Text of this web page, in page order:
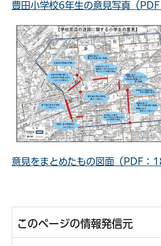
豊田小学校6年生の意見写真（
意見をまとめたもの図面（PDF：
このページの情報発信元